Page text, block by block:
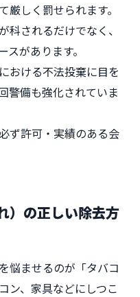
しく罰せられます。
科されるだけでなく、
があります。
おける不法投棄に目を
警備も強化されていま
ず許可・実績のある会
）の正しい除去方
悩ませるのが「タバコ
ン、家具などにしつこ